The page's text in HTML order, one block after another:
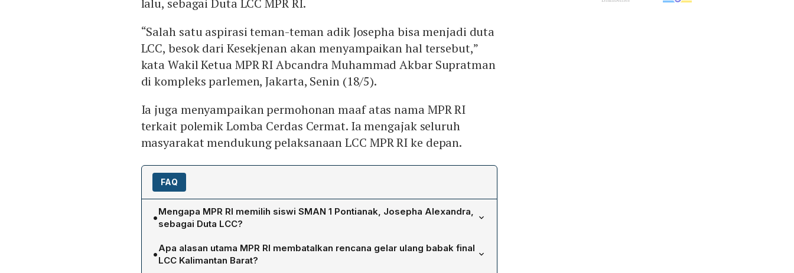
lalu, sebagai Duta LCC MPR RI.
“Salah satu aspirasi teman-teman adik Josepha bisa menjadi duta
LCC, besok dari Kesekjenan akan menyampaikan hal tersebut,”
kata Wakil Ketua MPR RI Abcandra Muhammad Akbar Supratman
di kompleks parlemen, Jakarta, Senin (18/5).
Ia juga menyampaikan permohonan maaf atas nama MPR RI
terkait polemik Lomba Cerdas Cermat. Ia mengajak seluruh
masyarakat mendukung pelaksanaan LCC MPR RI ke depan.
FAQ
•Mengapa MPR RI memilih siswi SMAN 1 Pontianak, Josepha Alexandra,
sebagai Duta LCC?
MPR RI mengangkat Josepha Alexandra menjadi Duta Lomba Cerdas Cermat (LCC)
sebagai respons atas aspirasi teman-teman adiknya serta untuk menanggapi
•Apa alasan utama MPR RI membatalkan rencana gelar ulang babak final
LCC Kalimantan Barat?